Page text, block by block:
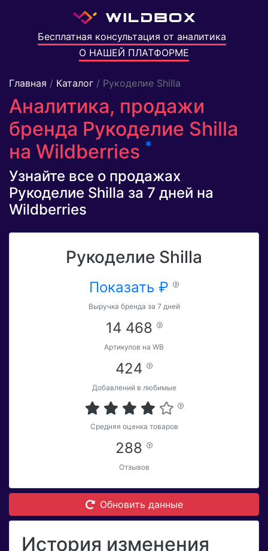
Бесплатная консультация от аналитика
О НАШЕЙ ПЛАТФОРМЕ
Главная / Каталог / Рукоделие Shilla
Аналитика, продажи
бренда Рукоделие Shilla
на Wildberries *
Узнайте все о продажах
Рукоделие Shilla за 7 дней на
Wildberries
Рукоделие Shilla
Показать ₽
Выручка бренда за 7 дней
14 468
Артикулов на WB
424
Добавлений в любимые
Средняя оценка товаров
288
Отзывов
Обновить данные
История изменения